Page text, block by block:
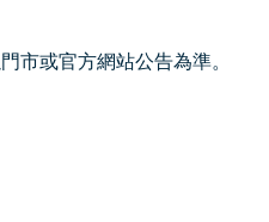
市或官方網站公告為準。